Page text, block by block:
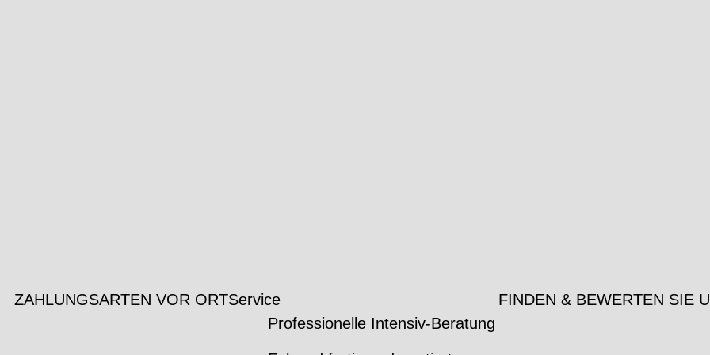
ZAHLUNGSARTEN VOR ORTService
Professionelle Intensiv-Beratung
FINDEN & BEWERTEN SIE